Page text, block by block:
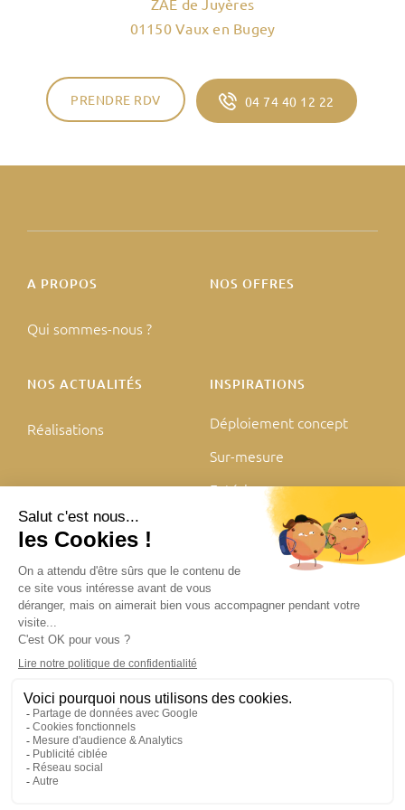
ZAE de Juyères
01150 Vaux en Bugey
PRENDRE RDV 04 74 40 12 22
A PROPOS
Qui sommes-nous ?
NOS OFFRES
NOS ACTUALITÉS
Réalisations
INSPIRATIONS
Déploiement concept
Sur-mesure
Extérieur
Plan du site